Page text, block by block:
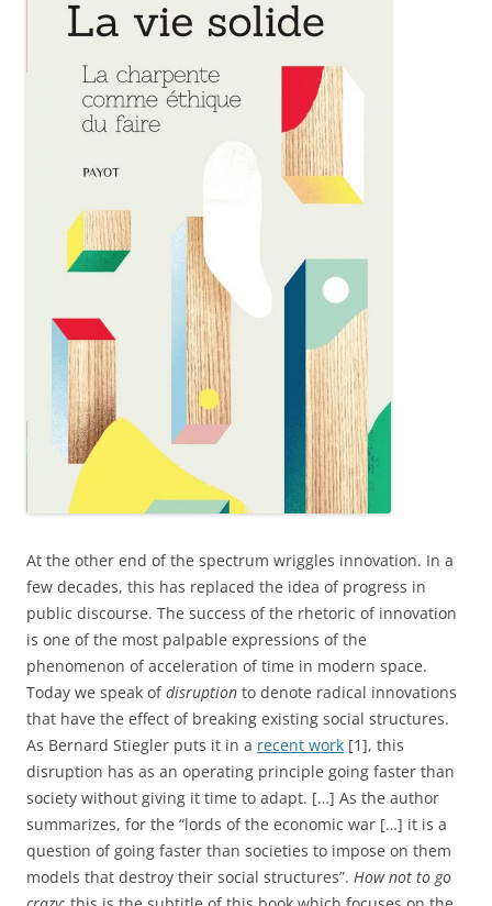
At the other end of the spectrum wriggles innovation. In a
few decades, this has replaced the idea of progress in
public discourse. The success of the rhetoric of innovation
is one of the most palpable expressions of the
phenomenon of acceleration of time in modern space.
Today we speak ofdisruption to denote radical innovations
that have the effect of breaking existing social structures.
As Bernard Stiegler puts it in a recent work [1], this
disruption has as an operating principle going faster than
society without giving it time to adapt. […] As the author
summarizes, for the “lords of the economic war […] it is a
question of going faster than societies to impose on them
models that destroy their social structures”. How not to go